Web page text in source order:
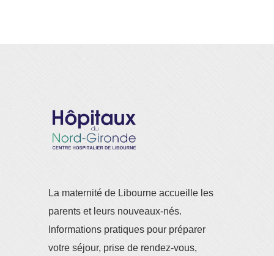
La maternité de Libourne accueille les
parents et leurs nouveaux-nés.
Informations pratiques pour préparer
votre séjour, prise de rendez-vous,